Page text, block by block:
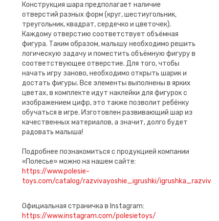
Конструкция шара предполагает наличие
отверстий разных форм (круг, шестиугольник,
треугольник, квадрат, сердечко и цветочек).
Каждому отверстию соответствует объёмная
фигура. Таким образом, малышу необходимо решить
логическую задачу и поместить объёмную фигуру в
соответствующее отверстие. Для того, чтобы
начать игру заново, необходимо открыть шарик и
достать фигуры. Все элементы выполнены в ярких
цветах, в комплекте идут наклейки для фигурок с
изображением цифр, это также позволит ребёнку
обучаться в игре. Изготовлен развивающий шар из
качественных материалов, а значит, долго будет
радовать малыша!
Подробнее познакомиться с продукцией компании
«Полесье» можно на нашем сайте:
https://www.polesie-
toys.com/catalog/razvivayoshie_igrushki/
Официальная страничка в Instagram:
https://www.instagram.com/polesietoys/